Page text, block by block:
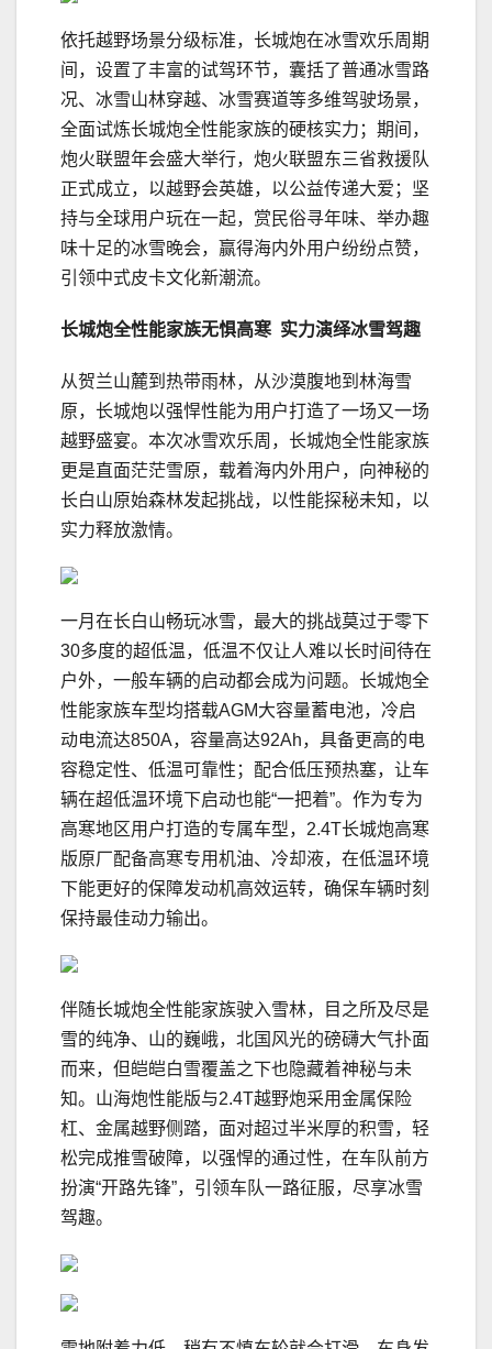
依托越野场景分级标准，长城炮在冰雪欢乐周期
间，设置了丰富的试驾环节，囊括了普通冰雪路
况、冰雪山林穿越、冰雪赛道等多维驾驶场景，
全面试炼长城炮全性能家族的硬核实力；期间，
炮火联盟年会盛大举行，炮火联盟东三省救援队
正式成立，以越野会英雄，以公益传递大爱；坚
持与全球用户玩在一起，赏民俗寻年味、举办趣
味十足的冰雪晚会，赢得海内外用户纷纷点赞，
引领中式皮卡文化新潮流。
长城炮全性能家族无惧高寒 实力演绎冰雪驾趣
从贺兰山麓到热带雨林，从沙漠腹地到林海雪
原，长城炮以强悍性能为用户打造了一场又一场
越野盛宴。本次冰雪欢乐周，长城炮全性能家族
更是直面茫茫雪原，载着海内外用户，向神秘的
长白山原始森林发起挑战，以性能探秘未知，以
实力释放激情。
一月在长白山畅玩冰雪，最大的挑战莫过于零下
30多度的超低温，低温不仅让人难以长时间待在
户外，一般车辆的启动都会成为问题。长城炮全
性能家族车型均搭载AGM大容量蓄电池，冷启
动电流达850A，容量高达92Ah，具备更高的电
容稳定性、低温可靠性；配合低压预热塞，让车
辆在超低温环境下启动也能“一把着”。作为专为
高寒地区用户打造的专属车型，2.4T长城炮高寒
版原厂配备高寒专用机油、冷却液，在低温环境
下能更好的保障发动机高效运转，确保车辆时刻
保持最佳动力输出。
伴随长城炮全性能家族驶入雪林，目之所及尽是
雪的纯净、山的巍峨，北国风光的磅礴大气扑面
而来，但皑皑白雪覆盖之下也隐藏着神秘与未
知。山海炮性能版与2.4T越野炮采用金属保险
杠、金属越野侧踏，面对超过半米厚的积雪，轻
松完成推雪破障，以强悍的通过性，在车队前方
扮演“开路先锋”，引领车队一路征服，尽享冰雪
驾趣。